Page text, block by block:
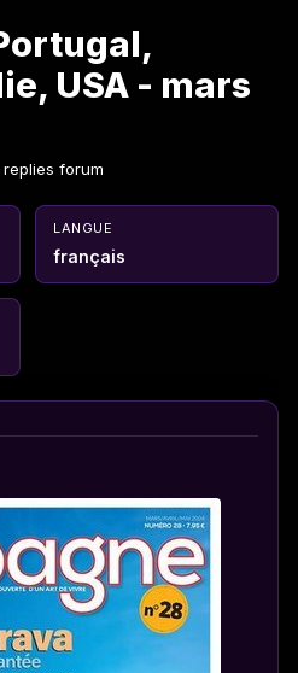
USA - mars
replies forum
LANGUE
français